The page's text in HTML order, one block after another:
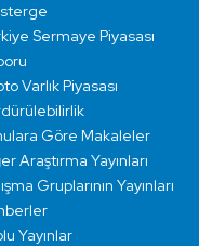
Sermaye Piyasası
Varlık Piyasası
Göre Makaleler
Araştırma Yayınları
Gruplarının Yayınları
Yayınlar